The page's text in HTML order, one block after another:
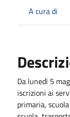
A cura di
Da lunedì 5
iscrizioni ai
primaria,